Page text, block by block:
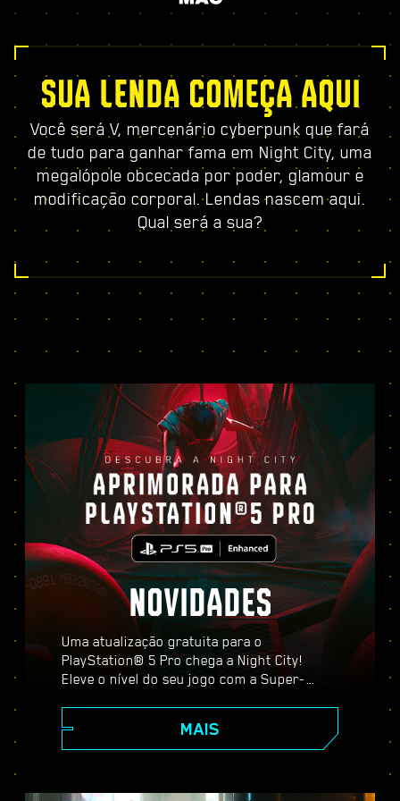
SUA LENDA COMEÇA AQUI
Você será V, mercenário cyberpunk que fará
de tudo para ganhar fama em Night City, uma
megalópole obcecada por poder, glamour e
modificação corporal. Lendas nascem aqui.
Qual será a sua?
NOVIDADES
Uma atualização gratuita para o
PlayStation® 5 Pro chega a Night City!
Eleve o nível do seu jogo com a Super-
taxa de quadros mais alta e muito mais.
Escolha entre três modos gráficos:
Raio Pro, e desfrute de visuais
MAIS